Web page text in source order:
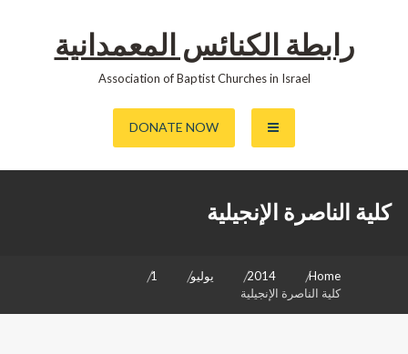
رابطة الكنائس المعمدانية
Association of Baptist Churches in Israel
DONATE NOW
كلية الناصرة الإنجيلية
Home
2014 يوليو
1
كلية الناصرة الإنجيلية